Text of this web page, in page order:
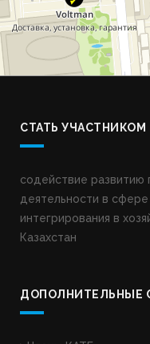
СТАТЬ УЧАСТНИКОМ
содействие развитию
деятельности в
интегрирования в
Казахстан
ДОПОЛНИТЕЛЬНЫЕ